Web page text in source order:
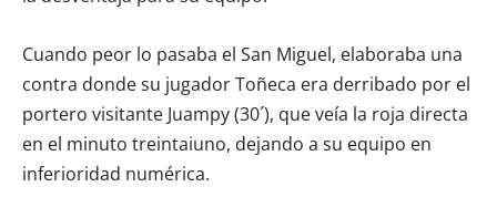
Cuando peor lo pasaba el San Miguel, elaboraba una
contra donde su jugador Toñeca era derribado por el
portero visitante Juampy (30´), que veía la roja directa
en el minuto treintaiuno, dejando a su equipo en
inferioridad numérica.